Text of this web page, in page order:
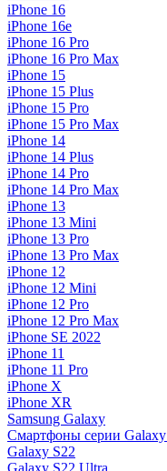
iPhone 16
iPhone 16e
iPhone 16 Pro
iPhone 16 Pro Max
iPhone 15
iPhone 15 Plus
iPhone 15 Pro
iPhone 15 Pro Max
iPhone 14
iPhone 14 Plus
iPhone 14 Pro
iPhone 14 Pro Max
iPhone 13
iPhone 13 Mini
iPhone 13 Pro
iPhone 13 Pro Max
iPhone 12
iPhone 12 Mini
iPhone 12 Pro
iPhone 12 Pro Max
iPhone SE 2022
iPhone 11
iPhone 11 Pro
iPhone X
iPhone XR
Samsung Galaxy
Смартфоны серии Galaxy
Galaxy S22
Galaxy S22 Ultra